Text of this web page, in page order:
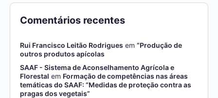
Comentários recentes
Rui Francisco Leitão Rodrigues em “Produção de
outros produtos apícolas
SAAF - Sistema de Aconselhamento Agrícola e
Florestal em Formação de competências nas áreas
temáticas do SAAF: “Medidas de proteção contra as
pragas dos vegetais”